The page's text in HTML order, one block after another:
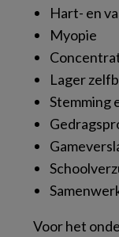
Hart- en
Myopie
Lager
Stemming
Voor het